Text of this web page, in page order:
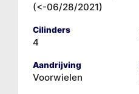
(<-06/28/2021)
Cilinders
4
Aandrijving
Voorwielen